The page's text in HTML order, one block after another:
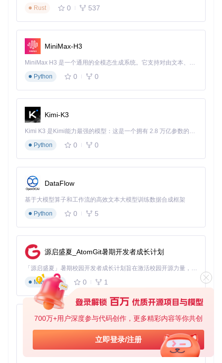
700万+用户深度参与代码创作，更多精彩内容等你共创
立即登录/注册
快速上手场景
场景1：LLM推理性能优化
# 加载量化模型
model = quantization.quantize_model(
    load_in_4bit=
True,
    device_map=
"auto"
)
# 编译优化
compiled_model = torch.
# 推理加速40%（A100测试）
# ARM架构安装
pip install bitsandbytes --no-cache-dir
废弃API迁移指南
bnb.autograd.get_inverse_tran
sform_indices()
bnb.functional.transfor
bnb.functional.create_quantile
_map()
bnb.functional.get_row_absma
x()
bnb.optim.get_absma
x()
未来展望：边缘智能新范式
Bitsandbytes 0.46.0版本通过架构重构与编译优化，为大模型
在边缘设备与ARM服务器的部署铺平道路。下一阶段将重点推
Rust
0 537
MiniMax-H3
MiniMax H3 是一个通用的全模态生成系统。它支持对由文本、图像、视频和音频组成的多模态上下文进行统一理解，并能生成分辨率高达 2K、时长可达 15 秒的带原生立体声音频的视频。得益于面向任务泛化的系统设计，H3 在预训练阶段就已具备广泛的多模态上下文理解与生成能力，能够出色地执行复杂的多模态指令。
Python
0 0
Kimi-K3
Kimi K3 是Kimi能力最强的模型：这是一个拥有 2.8 万亿参数的混合专家（MoE）模型，具备原生视觉理解能力，并支持 100 万 token 的上下文窗口。
Python
0 0
DataFlow
基于大模型算子和工作流的高效文本大模型训练数据合成框架
Python
0 5
源启盛夏_AtomGit暑期开发者成长计划
「源启盛夏」暑期校园开发者成长计划旨在激活校园开源力量，通过积分激励、认证扶持、资源倾斜等形式，引导高校组织和开发者完成「入驻 — 建项目 — 做贡献 — 获认证 — 得资源」的完整闭环。无论你是想带领社团入驻平台的组织者，还是希望用代码贡献证明自己的开发者，都能在这里找到属于你的成长路径。
Markdown
0 1
py-xiaozhi
基于Python的Xiaozhi AI，适用于想要完整Xiaozhi体验而无需拥有专用硬件的用户。
Python
0 1